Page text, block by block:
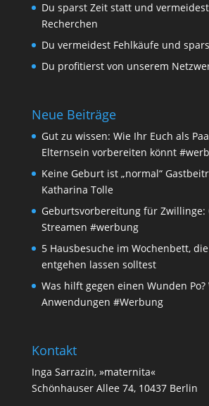
Du sparst Zeit statt und
Recherchen
Du vermeidest Fehlkäufe und
Du profitierst von unserem
Neue Beiträge
Gut zu wissen: Wie Ihr Euch als
Elternsein vorbereiten könnt
Keine Geburt ist „normal“
Katharina Tolle
Geburtsvorbereitung für Zwillinge:
Streamen #werbung
5 Hausbesuche im Wochenbett,
entgehen lassen solltest
Was hilft gegen einen Wunden
Anwendungen #Werbung
Kontakt
Inga Sarrazin, »maternita«
Schönhauser Allee 74, 10437 Berlin